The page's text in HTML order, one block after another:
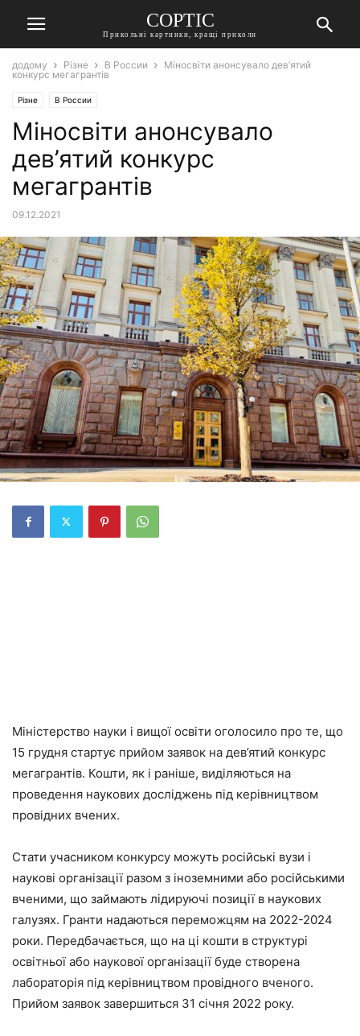
СОРТІС
Прикольні картинки, кращі приколи
додому Різне В России
Міносвіти анонсувало дев’ятий
конкурс мегагрантів
Різне В России
Міносвіти анонсувало
дев’ятий конкурс
мегагрантів
09.12.2021
Міністерство науки і вищої освіти оголосило про те, що
15 грудня стартує прийом заявок на дев’ятий конкурс
мегагрантів. Кошти, як і раніше, виділяються на
проведення наукових досліджень під керівництвом
провідних вчених.
Стати учасником конкурсу можуть російські вузи і
наукові організації разом з іноземними або російськими
вченими, що займають лідируючі позиції в наукових
галузях. Гранти надаються переможцям на 2022-2024
роки. Передбачається, що на ці кошти в структурі
освітньої або наукової організації буде створена
лабораторія під керівництвом провідного вченого.
Прийом заявок завершиться 31 січня 2022 року.